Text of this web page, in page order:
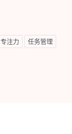
专注力 任务管理